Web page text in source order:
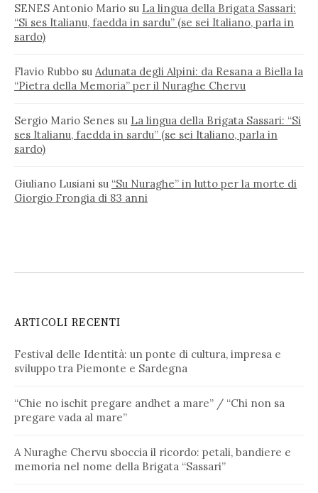
SENES Antonio Mario su La lingua della Brigata Sassari:
“Si ses Italianu, faedda in sardu” (se sei Italiano, parla in
sardo)
Flavio Rubbo su Adunata degli Alpini: da Resana a Biella la
“Pietra della Memoria” per il Nuraghe Chervu
Sergio Mario Senes su La lingua della Brigata Sassari: “Si
ses Italianu, faedda in sardu” (se sei Italiano, parla in
sardo)
Giuliano Lusiani su “Su Nuraghe” in lutto per la morte di
Giorgio Frongia di 83 anni
ARTICOLI RECENTI
Festival delle Identità: un ponte di cultura, impresa e
sviluppo tra Piemonte e Sardegna
“Chie no ischit pregare andhet a mare” / “Chi non sa
pregare vada al mare”
A Nuraghe Chervu sboccia il ricordo: petali, bandiere e
memoria nel nome della Brigata “Sassari”